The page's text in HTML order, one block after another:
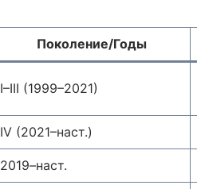
Поколение/Годы
I–III (1999–2021)
IV (2021–наст.)
2019–наст.